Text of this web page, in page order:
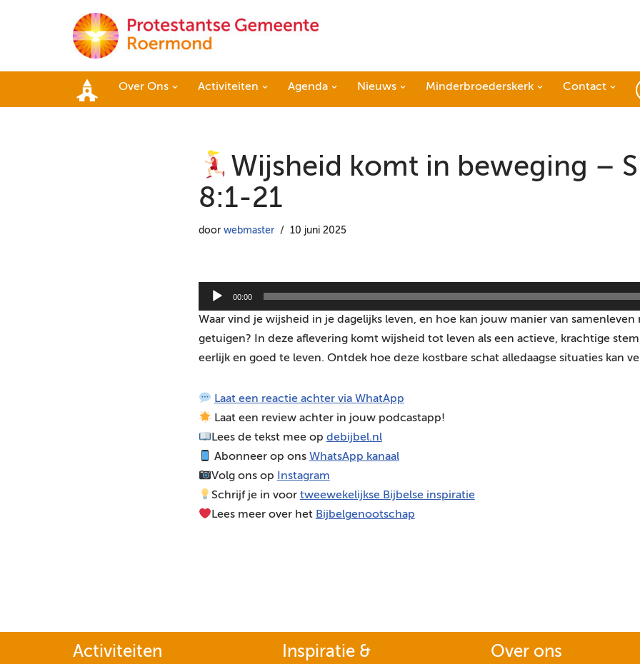
Home
Over Ons Activiteiten Agenda Nieuws Minderbroederskerk
Contact
Wijsheid komt in beweging –
8:1-21
door webmaster 10 juni 2025
u
p
e
r
00:00
Waar vind je wijsheid in je dagelijks leven, en hoe kan jouw manier van samenleven
getuigen? In deze aflevering komt wijsheid tot leven als een actieve, krachtige
eerlijk en goed te leven. Ontdek hoe deze kostbare schat alledaagse situaties kan
Laat een reactie achter via WhatApp
Laat een review achter in jouw podcastapp!
Lees de tekst mee op debijbel.nl
Abonneer op ons WhatsApp kanaal
Volg ons op
Instagram
Schrijf je in voor tweewekelijkse Bijbelse inspiratie
Lees meer over het Bijbelgenootschap
Activiteiten
Inspiratie &
Over ons